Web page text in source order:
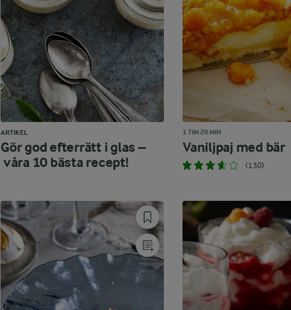
ARTIKEL
Gör god efterrätt i glas –
våra 10 bästa recept!
1 TIM 20 MIN
Vaniljpaj med bär
(130)